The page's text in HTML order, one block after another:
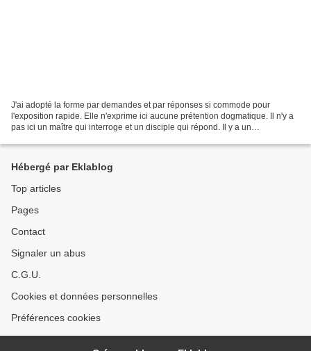
J'ai adopté la forme par demandes et par réponses si commode pour
l'exposition rapide. Elle n'exprime ici aucune prétention dogmatique. Il n'y a
pas ici un maître qui interroge et un disciple qui répond. Il y a un
Hébergé par Eklablog
Top articles
Pages
Contact
Signaler un abus
C.G.U.
Cookies et données personnelles
Préférences cookies